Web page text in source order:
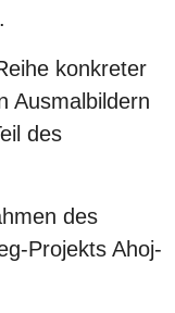
konkreter
Ausmalbildern
des
des
Projekts Ahoj-